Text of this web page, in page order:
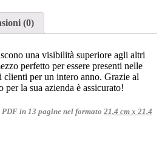
(0)
una visibilità superiore agli altri
perfetto per essere presenti nelle
per un intero anno. Grazie al
per la sua azienda è assicurato!
in 13 pagine nel formato 21,4 cm x 21,4